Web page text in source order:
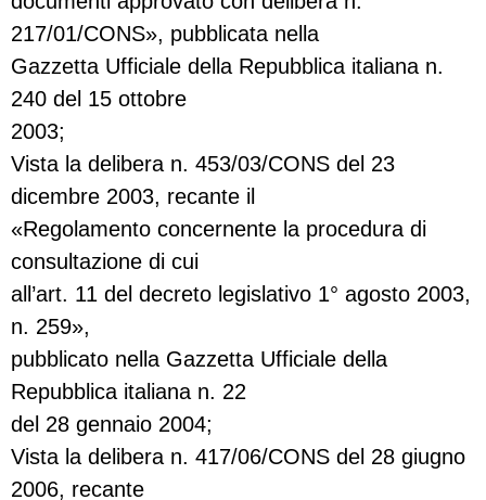
217/01/CONS», pubblicata nella
Gazzetta Ufficiale della Repubblica italiana n.
240 del 15 ottobre
2003;
Vista la delibera n. 453/03/CONS del 23
dicembre 2003, recante il
«Regolamento concernente la procedura di
consultazione di cui
all’art. 11 del decreto legislativo 1° agosto 2003,
n. 259»,
pubblicato nella Gazzetta Ufficiale della
Repubblica italiana n. 22
del 28 gennaio 2004;
Vista la delibera n. 417/06/CONS del 28 giugno
2006, recante